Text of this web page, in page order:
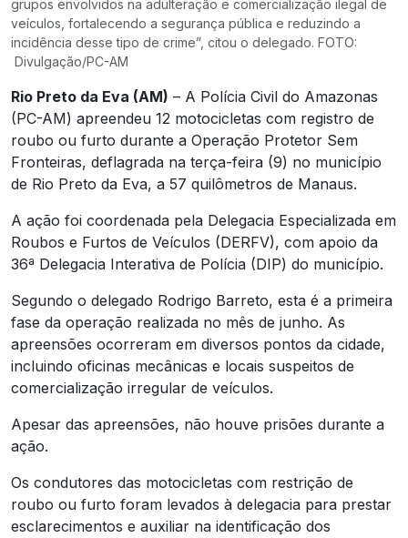
grupos envolvidos na adulteração e comercialização ilegal de
veículos, fortalecendo a segurança pública e reduzindo a
incidência desse tipo de crime”, citou o delegado. FOTO:
Divulgação/PC-AM
Rio Preto da Eva (AM) – A Polícia Civil do Amazonas
(PC-AM) apreendeu 12 motocicletas com registro de
roubo ou furto durante a Operação Protetor Sem
Fronteiras, deflagrada na terça-feira (9) no município
de Rio Preto da Eva, a 57 quilômetros de Manaus.
A ação foi coordenada pela Delegacia Especializada em
Roubos e Furtos de Veículos (DERFV), com apoio da
36ª Delegacia Interativa de Polícia (DIP) do município.
Segundo o delegado Rodrigo Barreto, esta é a primeira
fase da operação realizada no mês de junho. As
apreensões ocorreram em diversos pontos da cidade,
incluindo oficinas mecânicas e locais suspeitos de
comercialização irregular de veículos.
Apesar das apreensões, não houve prisões durante a
ação.
Os condutores das motocicletas com restrição de
roubo ou furto foram levados à delegacia para prestar
esclarecimentos e auxiliar na identificação dos